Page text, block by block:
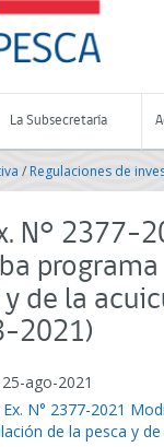
La Subsecretaría
/ Regulaciones de
N° 2377-
y de la
2021)
ago-2021
Ex. N° 2377-2021
de la pesca y